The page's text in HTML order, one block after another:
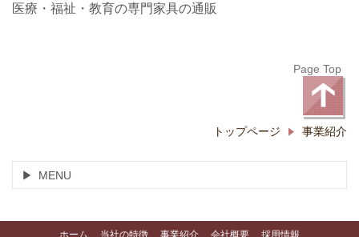
医療・福祉・教育の専門家具の通販
Page Top
トップページ 事業紹介
MENU
ホーム 当社の特徴 事業紹介 会社概要 採用情報